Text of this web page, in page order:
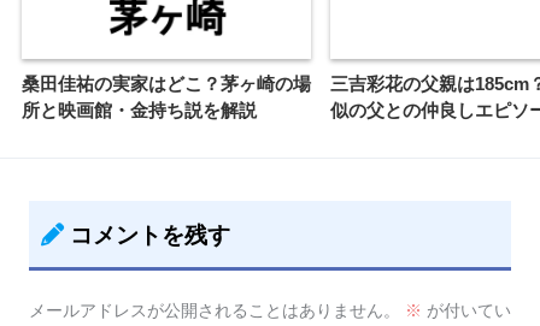
桑田佳祐の実家はどこ？茅ヶ崎の場
所と映画館・金持ち説を解説
三吉彩花の父親は185cm
似の父との仲良しエピソ
コメントを残す
メールアドレスが公開されることはありません。 ※ が付いてい